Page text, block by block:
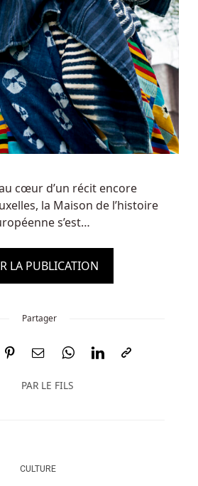
cœur d’un récit encore
la Maison de l’histoire
s’est…
LA PUBLICATION
Partager
PAR LE FILS
CULTURE